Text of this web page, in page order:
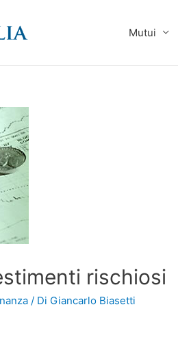
Mutui
rischiosi
/ Di Giancarlo Biasetti